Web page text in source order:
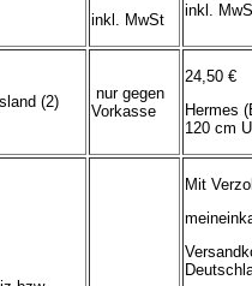
inkl. MwSt
inkl.
(2)
nur gegen
Vorkasse
24,50 €
Hermes
120 cm
Mit